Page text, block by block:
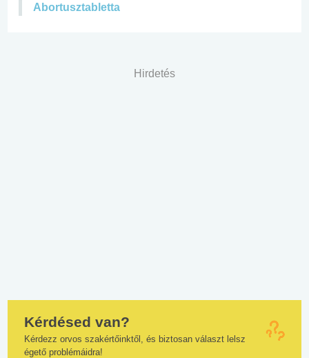
Abortusztabletta
Hirdetés
Kérdésed van?
Kérdezz orvos szakértőinktől, és biztosan választ lelsz
égető problémáidra!